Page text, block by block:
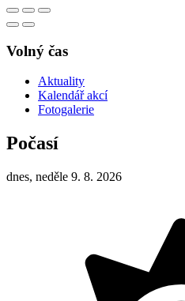
Volný čas
Aktuality
Kalendář akcí
Fotogalerie
Počasí
dnes, neděle 9. 8. 2026